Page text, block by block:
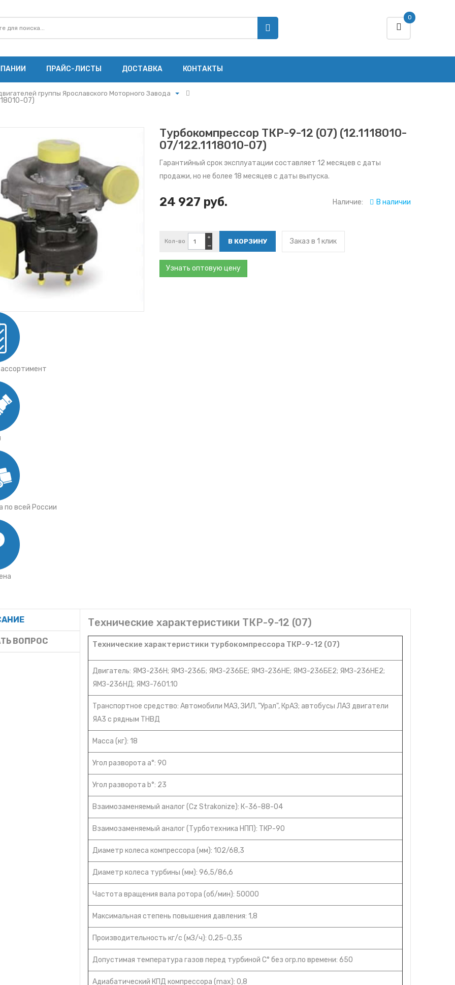
0
ПРАЙС-ЛИСТЫ ДОСТАВКА КОНТАКТЫ
группы Ярославского Моторного Завода
ЧТЗ
07)
Турбокомпрессор ТКР-9-12 (07) (12.1118010-
07/122.1118010-07)
Гарантийный срок эксплуатации составляет 12 месяцев с даты
продажи, но не более 18 месяцев с даты выпуска.
24 927 руб. Наличие: В наличии
Кол-во
−
+ Заказ в 1 клик
Узнать оптовую цену
по всей России
ВОПРОС
Технические характеристики ТКР-9-12 (07)
Технические характеристики турбокомпрессора ТКР-9-12 (07)
Двигатель: ЯМЗ-236Н; ЯМЗ-236Б; ЯМЗ-236БЕ; ЯМЗ-236НЕ; ЯМЗ-236БЕ2; ЯМЗ-236НЕ2;
ЯМЗ-236НД; ЯМЗ-7601.10
Транспортное средство: Автомобили МАЗ, ЗИЛ, "Урал", КрАЗ; автобусы ЛАЗ двигатели
ЯА3 с рядным ТНВД
Масса (кг): 18
Угол разворота а°: 90
Угол разворота b°: 23
Взаимозаменяемый аналог (Cz Strakonize): К-36-88-04
Взаимозаменяемый аналог (Турботехника НПП): ТКР-90
Диаметр колеса компрессора (мм): 102/68,3
Диаметр колеса турбины (мм): 96,5/86,6
Частота вращения вала ротора (об/мин): 50000
Максимальная степень повышения давления: 1,8
Производительность кг/с (мЗ/ч): 0,25-0,35
Допустимая температура газов перед турбиной С° без огр.по времени: 650
Адиабатический КПД компрессора (max): 0,8